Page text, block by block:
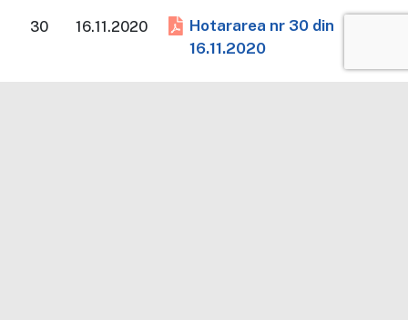
30 16.11.2020
Hotararea nr 30 din
16.11.2020